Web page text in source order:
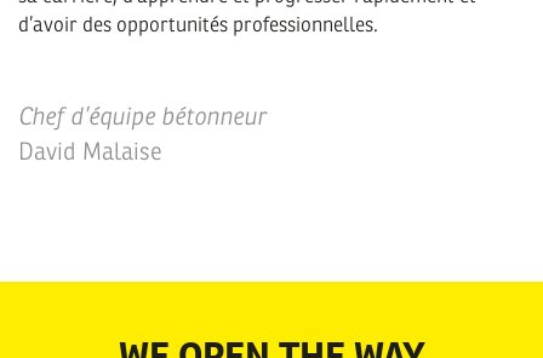
d’avoir des opportunités professionnelles.
Chef d’équipe bétonneur
David Malaise